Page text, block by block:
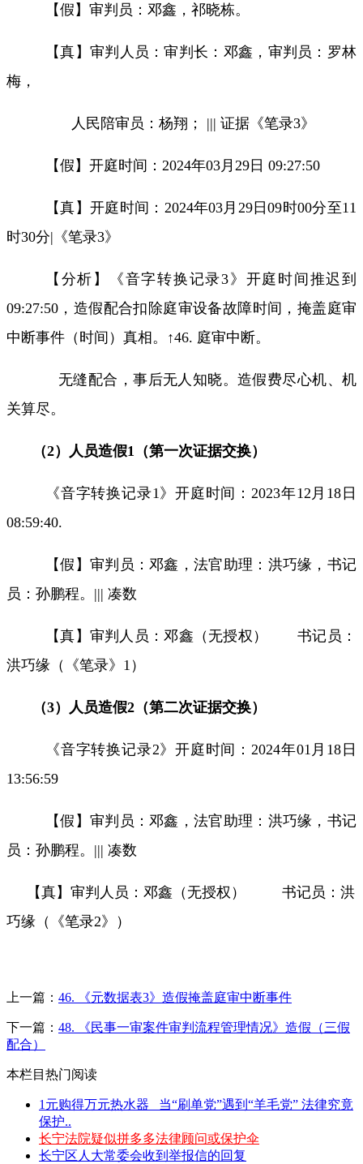
【假】审判员： 邓鑫，祁晓栋。
【真】审判人员：审判长：邓鑫，审判员：罗林
梅，
人民陪审员：杨翔； ||| 证据《笔录3》
【假】开庭时间 ： 2024年03 月 29日 09:27:50
【真】开庭时间： 2024年03 月 29日09时00分至11
时30分| 《笔录3》
【分析】《音字转换记录3》开庭时间推迟到
09:27:50 ，造假配合扣除庭审设备故障时间，掩盖庭审
中断事件（时间）真相。 ↑46. 庭审中断。
无缝配合，事后无人知晓。造假费尽心机、机
关算尽。
（2）人员造假1 （第一次证据交换）
《音字转换记录1 》开庭时间： 2023年12 月 18 日
08:59:40.
【假】审判员：邓鑫，法官助理：洪巧缘，书记
员：孙鹏程。 ||| 凑数
【真】审判人员：邓鑫（无授权）
书记员：
洪巧缘（《笔录》 1 ）
（3）人员造假2 （第二次证据交换）
《音字转换记录2》开庭时间： 2024年01 月 18 日
13:56:59
【假】审判员：邓鑫，法官助理：洪巧缘，书记
员：孙鹏程。 ||| 凑数
【真】审判人员：邓鑫（无授权）
书记员：洪
巧缘（《笔录2》）
上一篇： 46. 《元数据表3》造假掩盖庭审中断事件
下一篇： 48. 《民事一审案件审判流程管理情况》造假（三假
配合）
本栏目热门阅读
1元购得万元热水器 _当“刷单党”遇到“羊毛党” 法律究竟
保护..
长宁法院疑似拼多多法律顾问或保护伞
长宁区人大常委会收到举报信的回复